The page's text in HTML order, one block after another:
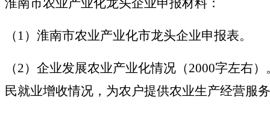
淮南市农业产业化龙头企业申报材料：
（1）淮南市农业产业化市龙头企业申报表。
（2）企业发展农业产业化情况（2000字左右
民就业增收情况，为农户提供农业生产经营服